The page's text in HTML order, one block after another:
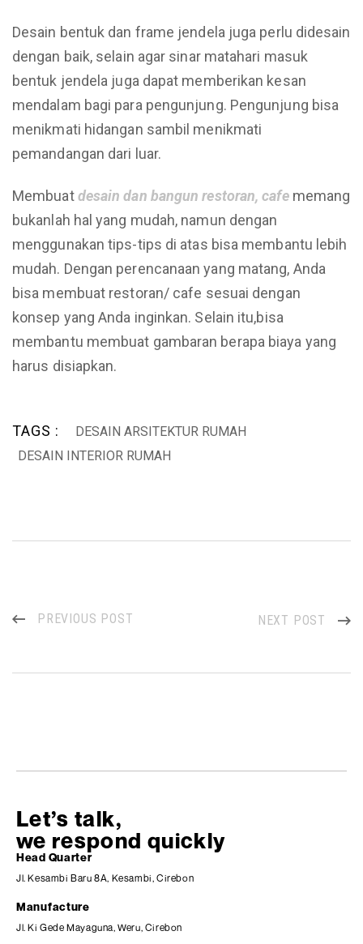
Desain bentuk dan frame jendela juga perlu didesain
dengan baik, selain agar sinar matahari masuk
bentuk jendela juga dapat memberikan kesan
mendalam bagi para pengunjung. Pengunjung bisa
menikmati hidangan sambil menikmati
pemandangan dari luar.
Membuatdesain dan bangun restoran, cafememang
bukanlah hal yang mudah, namun dengan
menggunakan tips-tips di atas bisa membantu lebih
mudah. Dengan perencanaan yang matang, Anda
bisa membuat restoran/ cafe sesuai dengan
konsep yang Anda inginkan. Selain itu,bisa
membantu membuat gambaran berapa biaya yang
harus disiapkan.
TAGS :
DESAIN ARSITEKTUR RUMAH
DESAIN INTERIOR RUMAH
PREVIOUS POST NEXT POST
Let’s talk,
we respond quickly
Head Quarter
Jl. Kesambi Baru 8A, Kesambi, Cirebon
Manufacture
Jl. Ki Gede Mayaguna, Weru, Cirebon